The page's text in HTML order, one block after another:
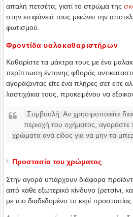
απαλή πετσέτα, γιατί το στρώμα της
στην επιφάνειά τους μειώνει την
φωτισμού.
Φροντίδα υαλοκαθαριστήρων
Καθαρίστε τα μάκτρα τους με ένα
περίπτωση έντονης φθοράς
αγοράζοντας είτε ένα πλήρες σετ είτε
λαστιχάκια τους, προκειμένου να
Συμβουλή: Αν χρησιμοποιείτε
περιοχή του οχήματος, αγοράστε
χρώματα ανά είδος για να μην τα
Προστασία του χρώματος
Στην αγορά υπάρχουν διάφορα
από κάθε εξωτερικό κίνδυνο (ρετσίνι,
με πιο διαδεδομένο το κερί προστασίας.